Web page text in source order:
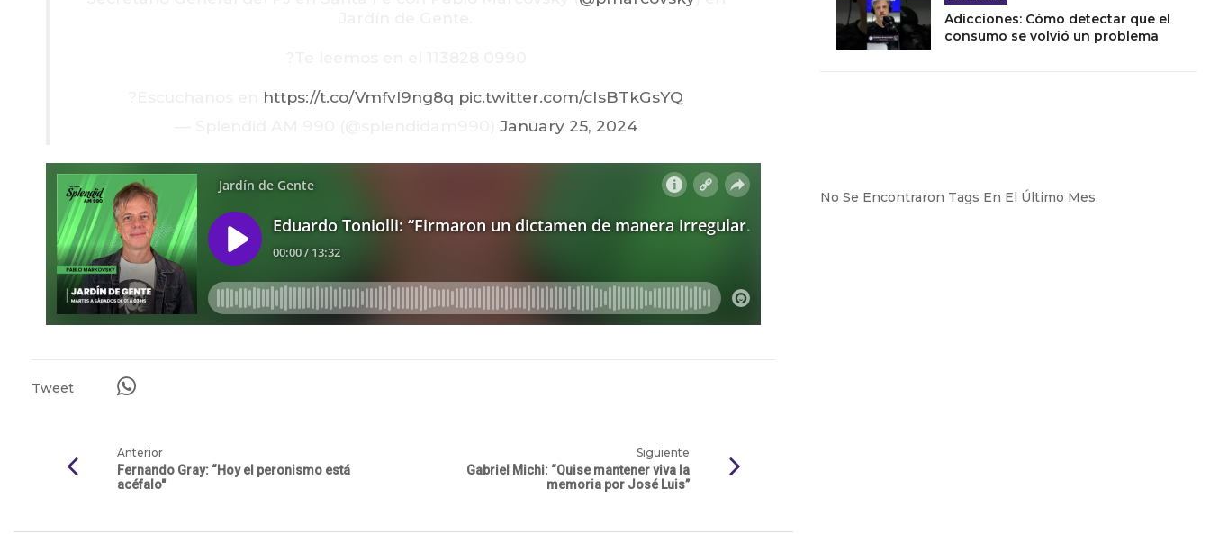
https://t.co/Vmfvl9ng8q pic.twitter.com/cIsBTkGsYQ
January 25, 2024
Tweet
Anterior
Fernando Gray: “Hoy el peronismo está
acéfalo"
Siguiente
Gabriel Michi: “Quise mantener viva la
memoria por José Luis”
Adicciones: Cómo detectar que el
consumo se volvió un problema
No Se Encontraron Tags En El Último Mes.